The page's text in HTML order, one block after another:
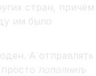
стран, причём
им было
А отправлять
пополнить